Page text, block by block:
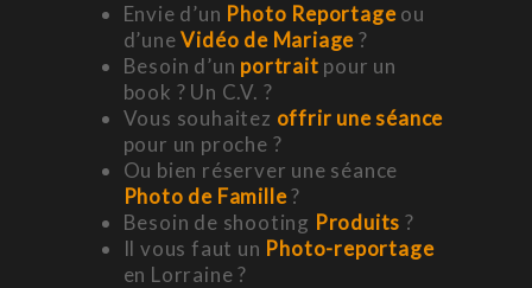
Envie d’un Photo Reportageou
d’uneVidéo de Mariage?
Besoin d’un portrait pour un
book ? Un C.V. ?
Vous souhaitez offrir une séance
pour un proche ?
Ou bien réserver une séance
Photo de Famille?
Besoin de shooting Produits ?
Il vous faut un Photo-reportage
en Lorraine ?